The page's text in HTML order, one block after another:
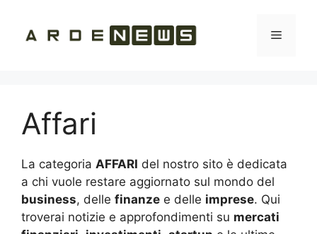
contenuto
Menu
Affari
La categoria AFFARI del nostro sito è dedicata
a chi vuole restare aggiornato sul mondo del
business, delle finanze e delle imprese. Qui
troverai notizie e approfondimenti su mercati